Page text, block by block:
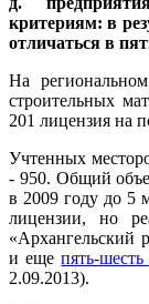
критериям: в
отличаться в
На
строительных
201 лицензия на
Учтенных
- 950. Общий
в 2009 году до 5
лицензии, но
«Архангельский
и ещепять-
2.09.2013).